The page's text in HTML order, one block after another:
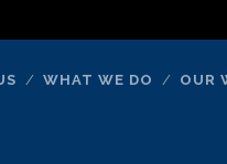
WHAT WE DO OUR